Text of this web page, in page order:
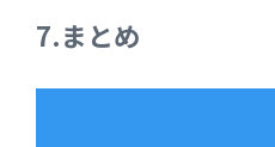
7.まとめ